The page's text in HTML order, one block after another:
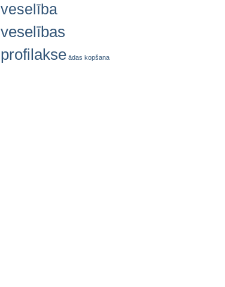
veselība
veselības
profilakse ādas kopšana